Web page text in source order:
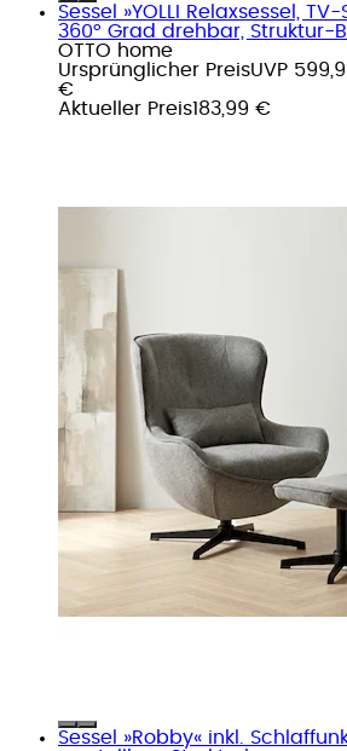
Sessel »YOLLI Relaxsessel,
360° Grad drehbar, Struktur-
OTTO home
Ursprünglicher PreisUVP
€
Aktueller Preis183,99 €
Sessel »Robby« inkl.